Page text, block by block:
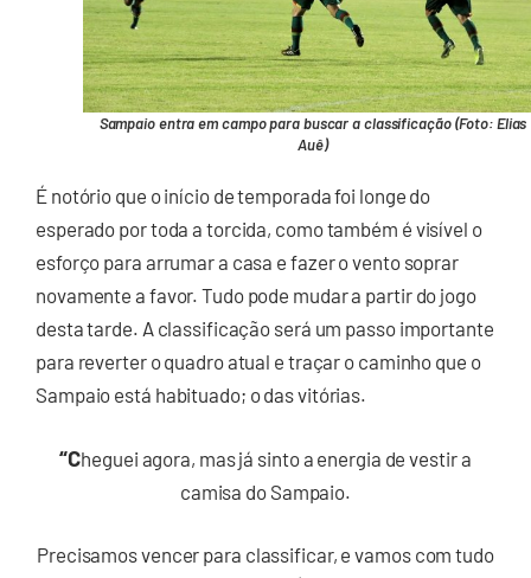
Sampaio entra em campo para buscar a classificação (Foto: Elias
Auê)
É notório que o início de temporada foi longe do
esperado por toda a torcida, como também é visível o
esforço para arrumar a casa e fazer o vento soprar
novamente a favor. Tudo pode mudar a partir do jogo
desta tarde. A classificação será um passo importante
para reverter o quadro atual e traçar o caminho que o
Sampaio está habituado; o das vitórias.
“Cheguei agora, mas já sinto a energia de vestir a
camisa do Sampaio.
Precisamos vencer para classificar, e vamos com tudo